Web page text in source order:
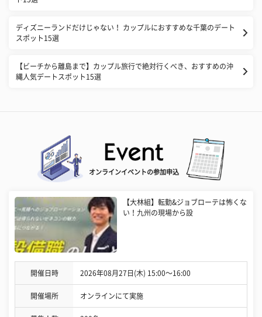
ディズニーランドだけじゃない！ カップルにおすすめな千葉のデート
スポット15選
【ビーチから離島まで】カップル旅行で絶対行くべき、おすすめの沖
縄人気デートスポット15選
オンラインイベントの参加申込
【大林組】転勤&ジョブローテは怖くな
い！九州の現場から設
開催日時 2026年08月27日(木) 15:00〜16:00
開催場所 オンラインにて実施